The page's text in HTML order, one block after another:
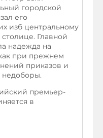
городской
его
изб центральному
Главной
надежда на
при прежнем
приказов и
недоборы.
премьер-
в